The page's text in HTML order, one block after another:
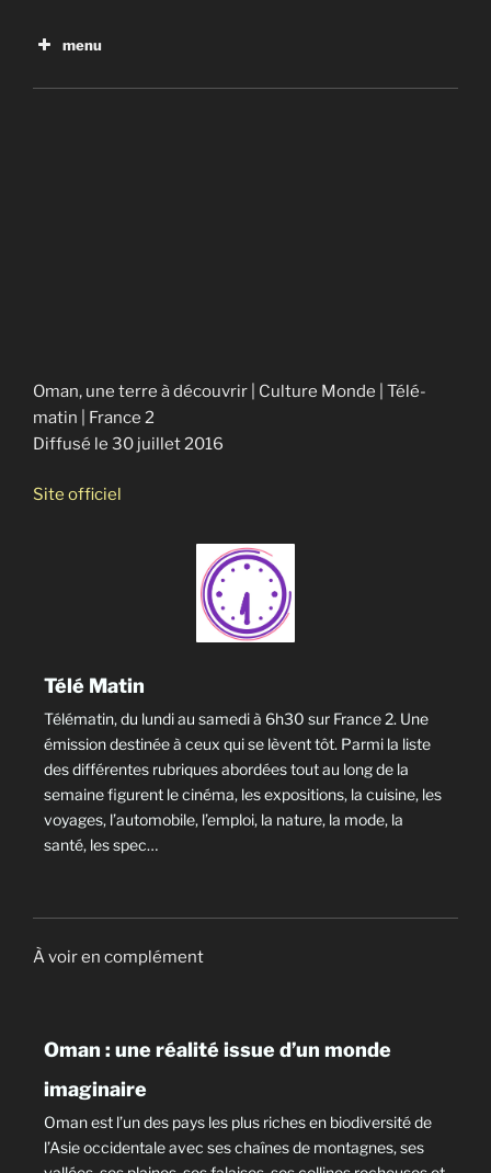
menu
Oman, une terre à découvrir | Culture Monde | Télé-
matin | France 2
Diffusé le 30 juillet 2016
Site officiel
Télé Matin
Télématin, du lundi au samedi à 6h30 sur France 2. Une
émission destinée à ceux qui se lèvent tôt. Parmi la liste
des différentes rubriques abordées tout au long de la
semaine figurent le cinéma, les expositions, la cuisine, les
voyages, l’automobile, l’emploi, la nature, la mode, la
santé, les spec…
À voir en complément
Oman : une réalité issue d’un monde
imaginaire
Oman est l’un des pays les plus riches en biodiversité de
l’Asie occidentale avec ses chaînes de montagnes, ses